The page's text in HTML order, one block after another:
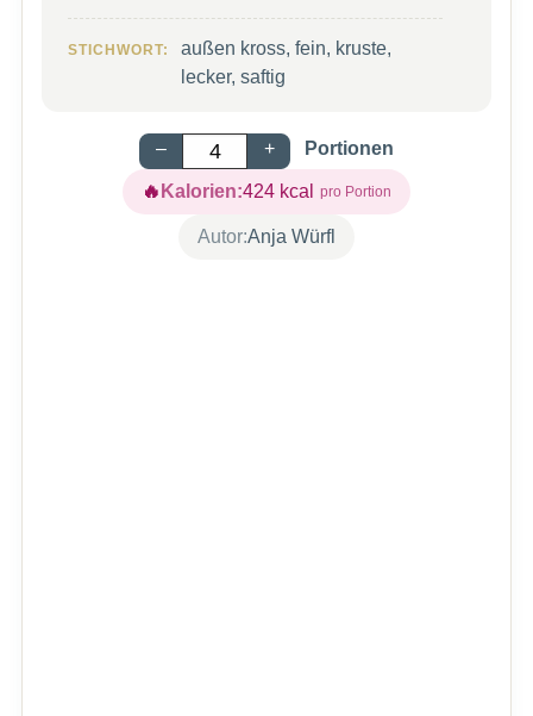
STICHWORT:
außen kross, fein, kruste,
lecker, saftig
– + Portionen
Kalorien:424 kcal
Autor:Anja Würfl